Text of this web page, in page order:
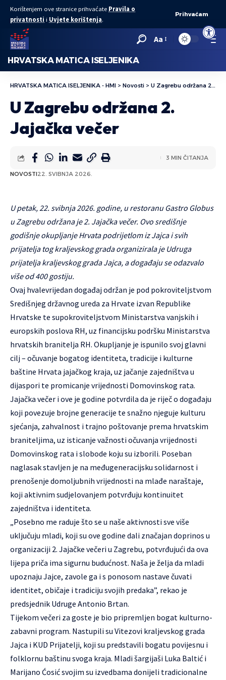
Korištenjem ove stranice prihvaćate Pravila o
privatnosti i Uvjete korištenja.
Prihvaćam
Aa
HRVATSKA MATICA ISELJENIKA
HRVATSKA MATICA ISELJENIKA - HMI > Novosti > U Zagrebu održana 2. Jajačka večer
U Zagrebu održana 2.
Jajačka večer
NOVOSTI22. SVIBNJA 2026.
3 MIN ČITANJA
U petak, 22. svibnja 2026. godine, u restoranu Gastro Globus
u Zagrebu održana je 2. Jajačka večer. Ovo središnje
godišnje okupljanje Hrvata podrijetlom iz Jajca i svih
prijatelja tog kraljevskog grada organizirala je Udruga
prijatelja kraljevskog grada Jajca, a događaju se odazvalo
više od 400 gostiju.
Ovaj hvalevrijedan događaj održan je pod pokroviteljstvom
Središnjeg državnog ureda za Hrvate izvan Republike
Hrvatske te supokroviteljstvom Ministarstva vanjskih i
europskih poslova RH, uz financijsku podršku Ministarstva
hrvatskih branitelja RH. Okupljanje je ispunilo svoj glavni
cilj – očuvanje bogatog identiteta, tradicije i kulturne
baštine Hrvata jajačkog kraja, uz jačanje zajedništva u
dijaspori te promicanje vrijednosti Domovinskog rata.
Jajačka večer i ove je godine potvrdila da je riječ o događaju
koji povezuje brojne generacije te snažno njeguje kulturu
sjećanja, zahvalnost i trajno poštovanje prema hrvatskim
braniteljima, uz isticanje važnosti očuvanja vrijednosti
Domovinskog rata i slobode koju su izborili. Poseban
naglasak stavljen je na međugeneracijsku solidarnost i
prenošenje domoljubnih vrijednosti na mlađe naraštaje,
koji aktivnim sudjelovanjem potvrđuju kontinuitet
zajedništva i identiteta.
„Posebno me raduje što se u naše aktivnosti sve više
uključuju mladi, koji su ove godine dali značajan doprinos u
organizaciji 2. Jajačke večeri u Zagrebu, potvrđujući da ova
lijepa priča ima sigurnu budućnost. Naša je želja da mladi
upoznaju Jajce, zavole ga i s ponosom nastave čuvati
identitet, običaje i tradiciju svojih predaka”, rekao je
predsjednik Udruge Antonio Brtan.
Tijekom večeri za goste je bio pripremljen bogat kulturno-
zabavni program. Nastupili su Vitezovi kraljevskog grada
Jajca i KUD Prijatelji, koji su predstavili bogatu povijesnu i
folklornu baštinu svoga kraja. Mladi šargijaši Luka Baltić i
Marijano Ćosić svojim su izvedbama donijeli tradicionalne
Open